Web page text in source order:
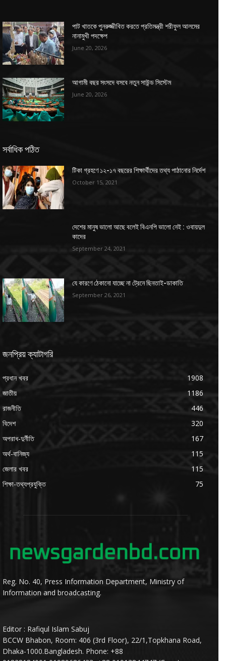
পাট খাতকে পুনরুজ্জীবিত করতে প্রতিমন্ত্রী শরীফুল আলমের
নানামুখী পদক্ষেপ
June 20, 2026
আগামী বছর সংসদে বসবে নতুন সাউন্ড সিস্টেম
June 20, 2026
সর্বাধিক পঠিত
টিকা গ্রহণে ১২-১৭ বছরের শিক্ষার্থীদের তথ্য পাঠানোর নির্দেশ
October 15, 2021
দেশের মানুষ ভালো আছে বলেই বিএনপি ভালো নেই : ওবায়দুল
কাদের
September 24, 2021
যে কারণে ঠেকানো যাচ্ছে না ট্রেনে ছিনতাই-ডাকাতি
September 26, 2021
জনপ্রিয় ক্যাটাগরি
প্রধান খবর
1908
জাতীয়
1186
রাজনীতি
446
বিদেশ
320
অপরাধ-দুর্নীতি
167
অর্থ-বানিজ্য
115
জেলার খবর
115
শিক্ষা-তথ্যপ্রযুক্তি
75
Reg. No. 40, Press Information Department, Ministry of
Information and broadcasting.
Editor : Rafiqul Islam Sabuj
BCCW Bhabon, Room: 406 (3rd Floor), 22/1,Topkhana Road,
Dhaka-1000.Bangladesh. Phone: +88